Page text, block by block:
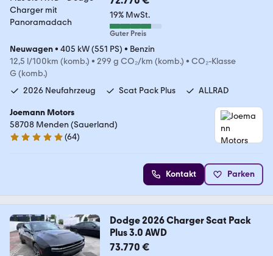
19% MwSt.
Guter Preis
Neuwagen• 405 kW (551 PS) • Benzin
12,5 l/100km (komb.) • 299 g CO₂/km (komb.) • CO₂-Klasse
G (komb.)
2026 Neufahrzeug
Scat Pack Plus ALLRAD
Joemann Motors
58708 Menden (Sauerland)
4.8 Sterne
(64)
Kontakt Parken
Dodge 2026 Charger Scat Pack
Plus 3.0 AWD
73.770 €